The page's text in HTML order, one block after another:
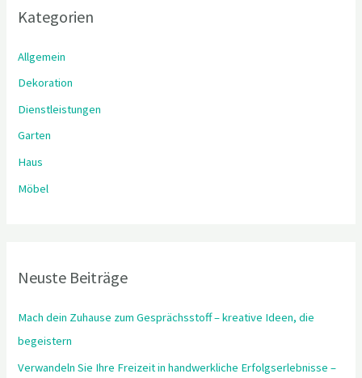
e
n
a
c
h
:
Kategorien
Allgemein
Dekoration
Dienstleistungen
Garten
Haus
Möbel
Neuste Beiträge
Mach dein Zuhause zum Gesprächsstoff – kreative Ideen, die
begeistern
Verwandeln Sie Ihre Freizeit in handwerkliche Erfolgserlebnisse –